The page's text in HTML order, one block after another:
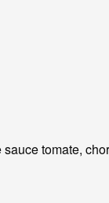
sauce tomate,